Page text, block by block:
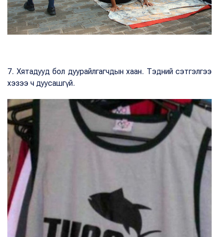
7. Хятадууд бол дуурайлгагчдын хаан. Тэдний сэтгэлгээ
хэзээ ч дуусашгүй.